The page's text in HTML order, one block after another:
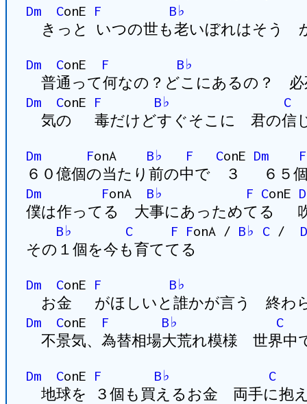
Dm
ConE F
B♭
きっと いつの世も老いぼれはそう
Dm ConE F
B♭
普通って何なの？どこにあるの？ 必
Dm
ConE F B♭
C
気の 毒だけどすぐそこに 君の信
Dm FonA B♭ F ConE Dm F
６０億個の当たり前の中で ３ ６５
Dm
FonA B♭ F ConE
僕は作ってる 大事にあっためてる
B♭
C F FonA / B♭ C/
その１個を今も育ててる
Dm ConE F
B♭
お金 がほしいと誰かが言う 終わら
Dm
ConE F B♭
C
不景気、為替相場大荒れ模様 世界中
Dm ConE F B♭
C
地球を ３個も買えるお金 両手に抱